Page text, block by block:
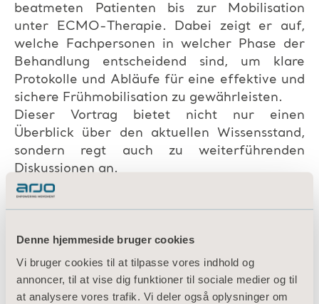
Denne hjemmeside bruger cookies
Vi bruger cookies til at tilpasse vores indhold og
annoncer, til at vise dig funktioner til sociale medier og til
at analysere vores trafik. Vi deler også oplysninger om
beatmeten Patienten bis zur Mobilisation
unter ECMO-Therapie. Dabei zeigt er auf,
welche Fachpersonen in welcher Phase der
Behandlung entscheidend sind, um klare
Protokolle und Abläufe für eine effektive und
sichere Frühmobilisation zu gewährleisten.
Dieser Vortrag bietet nicht nur einen
Überblick über den aktuellen Wissensstand,
sondern regt auch zu weiterführenden
Diskussionen an.